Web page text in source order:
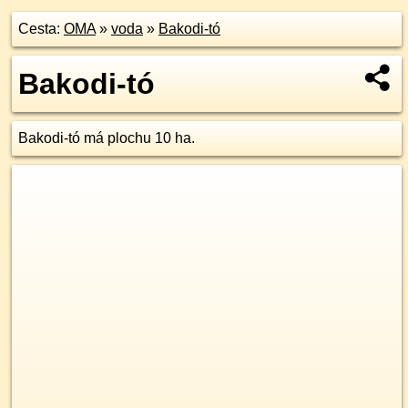
Cesta: OMA» voda » Bakodi-tó
Bakodi-tó
Bakodi-tó má plochu 10 ha.